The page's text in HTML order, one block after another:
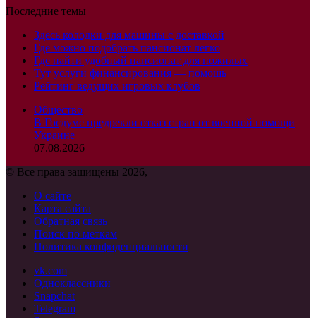
Последние темы
Здесь колодки для машины с доставкой
Где можно подобрать пансионат легко
Где найти удобный пансионат для пожилых
Тут услуги финансирования — помощь
Рейтинг ведущих игровых клубов
Общество
В Госдуме предрекли отказ стран от военной помощи
Украине
07.08.2026
© Все права защищены 2026, |
О сайте
Карта сайта
Обратная связь
Поиск по меткам
Политика конфиденциальности
vk.com
Одноклассники
Snapchat
Telegram